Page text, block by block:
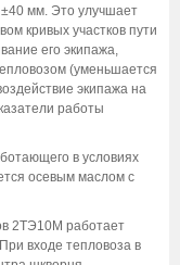
мм. Это улучшает
кривых участков пути
его экипажа,
(уменьшается
экипажа на
работы
в условиях
осевым маслом с
2ТЭ10М работает
входе тепловоза в